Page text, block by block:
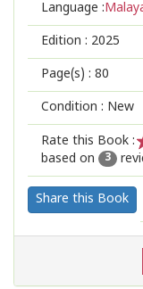
Language :
Edition : 2025
Page(s) : 80
Condition : New
Rate this Book :
1
based on
3
Share this Book